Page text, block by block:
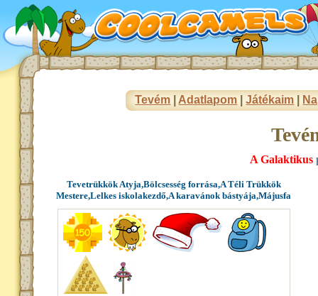
Tevém Adatlapom |Játékaim
A Galaktikus
Tevetrükkök Atyja,Bölcsesség forrása,A Téli Trükkök
Mestere,Lelkes iskolakezdő,A karavánok bástyája,Májusfa